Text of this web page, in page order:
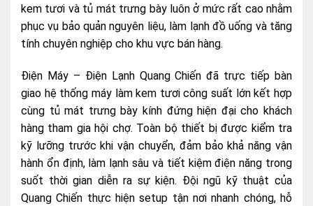
kem tươi và tủ mát trưng bày luôn ở mức rất cao nhằm
phục vụ bảo quản nguyên liệu, làm lạnh đồ uống và tăng
tính chuyên nghiệp cho khu vực bán hàng.
Điện Máy – Điện Lạnh Quang Chiến đã trực tiếp bàn
giao hệ thống máy làm kem tươi công suất lớn kết hợp
cùng tủ mát trưng bày kính đứng hiện đại cho khách
hàng tham gia hội chợ. Toàn bộ thiết bị được kiểm tra
kỹ lưỡng trước khi vận chuyển, đảm bảo khả năng vận
hành ổn định, làm lạnh sâu và tiết kiệm điện năng trong
suốt thời gian diễn ra sự kiện. Đội ngũ kỹ thuật của
Quang Chiến thực hiện setup tận nơi nhanh chóng, hỗ